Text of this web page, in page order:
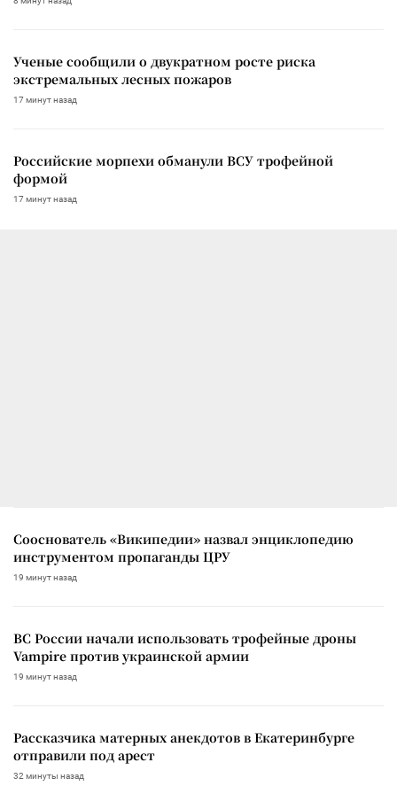
Ученые сообщили о двукратном росте риска
экстремальных лесных пожаров
17 минут назад
Российские морпехи обманули ВСУ трофейной
формой
17 минут назад
Сооснователь «Википедии» назвал энциклопедию
инструментом пропаганды ЦРУ
19 минут назад
ВС России начали использовать трофейные дроны
Vampire против украинской армии
19 минут назад
Рассказчика матерных анекдотов в Екатеринбурге
отправили под арест
32 минуты назад